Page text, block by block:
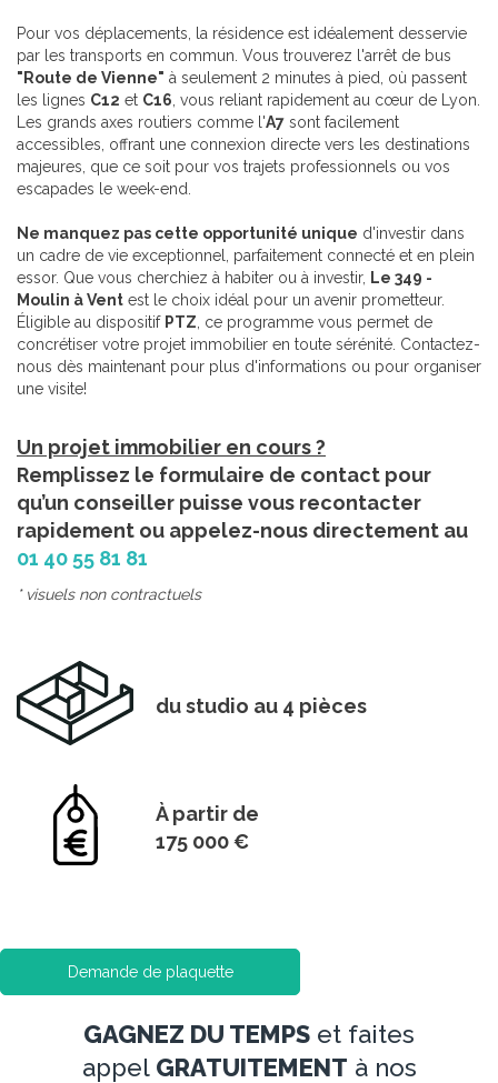
Pour vos déplacements, la résidence est idéalement desservie
par les transports en commun. Vous trouverez l'arrêt de bus
"Route de Vienne" à seulement 2 minutes à pied, où passent
les lignes C12 et C16, vous reliant rapidement au cœur de Lyon.
Les grands axes routiers comme l'A7 sont facilement
accessibles, offrant une connexion directe vers les destinations
majeures, que ce soit pour vos trajets professionnels ou vos
escapades le week-end.
Ne manquez pas cette opportunité unique d'investir dans
un cadre de vie exceptionnel, parfaitement connecté et en plein
essor. Que vous cherchiez à habiter ou à investir, Le 349 -
Moulin à Vent est le choix idéal pour un avenir prometteur.
Éligible au dispositif PTZ, ce programme vous permet de
concrétiser votre projet immobilier en toute sérénité. Contactez-
nous dès maintenant pour plus d'informations ou pour organiser
une visite!
Un projet immobilier en cours ?
Remplissez le formulaire de contact pour
qu’un conseiller puisse vous recontacter
rapidement ou appelez-nous directement au
01 40 55 81 81
* visuels non contractuels
du studio au 4 pièces
À partir de
175 000 €
Demande de plaquette
GAGNEZ DU TEMPS et faites
appel GRATUITEMENT à nos